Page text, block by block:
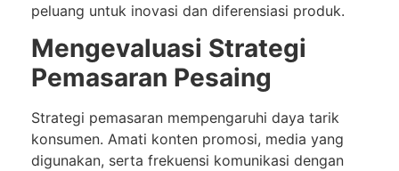
peluang untuk inovasi dan diferensiasi produk.
Mengevaluasi Strategi
Pemasaran Pesaing
Strategi pemasaran mempengaruhi daya tarik
konsumen. Amati konten promosi, media yang
digunakan, serta frekuensi komunikasi dengan